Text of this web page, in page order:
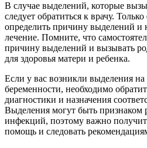
В случае выделений, которые
следует обратиться к врачу.
определить причину выделений и
лечение. Помните, что
причину выделений и вызывать
для здоровья матери и ребенка.
Если у вас возникли выделения
беременности, необходимо
диагностики и назначения
Выделения могут быть признаком
инфекций, поэтому важно
помощь и следовать